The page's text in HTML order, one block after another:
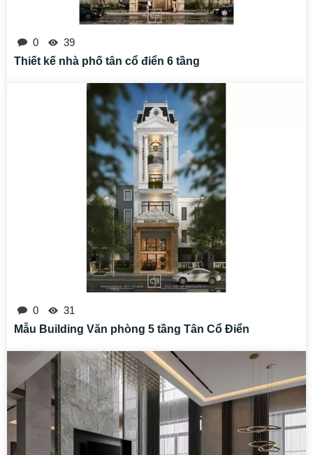
0
39
Thiết kế nhà phố tân cổ điển 6 tầng
0
31
Mẫu Building Văn phòng 5 tầng Tân Cổ Điển